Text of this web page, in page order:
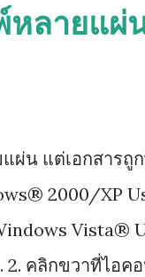
ลายแผ่
ผ่น แต่เอกสารถู
2000/XP
Vista®
คลิกขวาที่ไอค